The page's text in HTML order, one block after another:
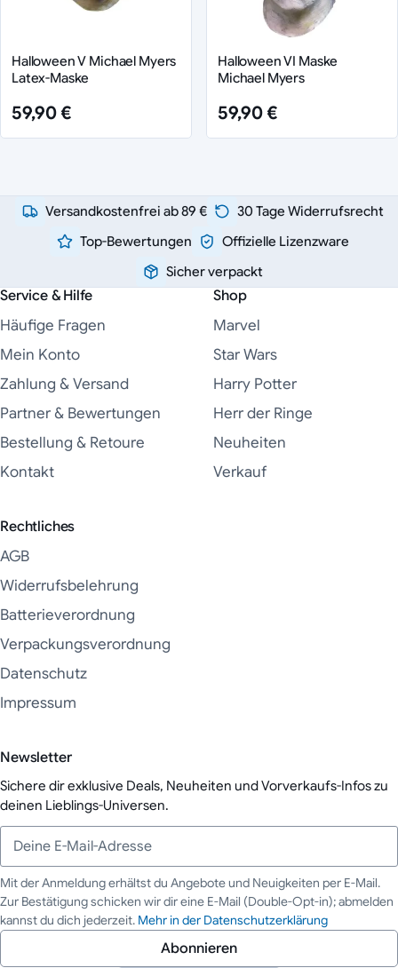
Halloween V Michael Myers
Latex-Maske
59,90 €
Halloween VI Maske
Michael Myers
59,90 €
Versandkostenfrei ab 89 €
30 Tage Widerrufsrecht
Top-Bewertungen
Offizielle Lizenzware
Sicher verpackt
Service & Hilfe
Häufige Fragen
Mein Konto
Zahlung & Versand
Partner & Bewertungen
Bestellung & Retoure
Kontakt
Shop
Marvel
Star Wars
Harry Potter
Herr der Ringe
Neuheiten
Verkauf
Rechtliches
AGB
Widerrufsbelehrung
Batterieverordnung
Verpackungsverordnung
Datenschutz
Impressum
Newsletter
Sichere dir exklusive Deals, Neuheiten und Vorverkaufs-Infos zu
deinen Lieblings-Universen.
Deine E-Mail-Adresse
Mit der Anmeldung erhältst du Angebote und Neuigkeiten per E-Mail.
Zur Bestätigung schicken wir dir eine E-Mail (Double-Opt-in); abmelden
kannst du dich jederzeit. Mehr in der Datenschutzerklärung
Abonnieren